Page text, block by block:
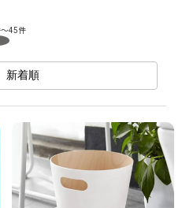
～45件
新着順